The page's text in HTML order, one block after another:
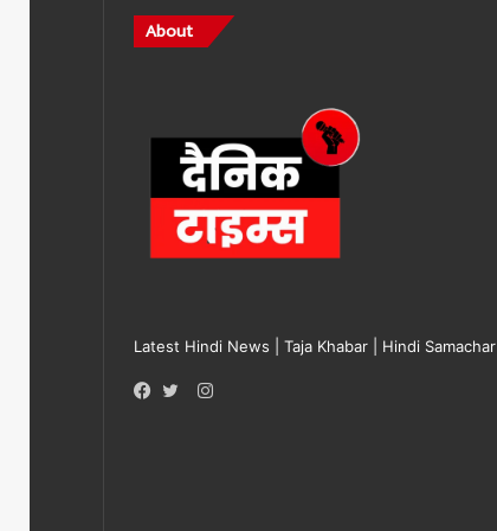
About
Latest Hindi News | Taja Khabar | Hindi Samachar
Instagram